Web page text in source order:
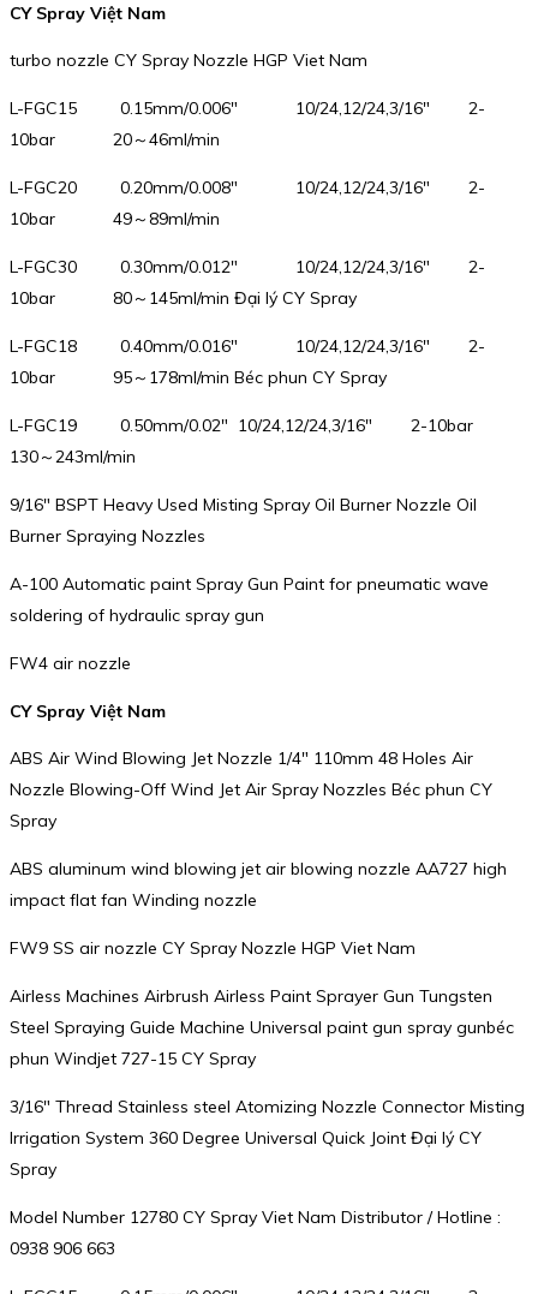
CY Spray Việt Nam
turbo nozzle CY Spray Nozzle HGP Viet Nam
L-FGC15 0.15mm/0.006″ 10/24,12/24,3/16″ 2-
10bar 20～46ml/min
L-FGC20 0.20mm/0.008″ 10/24,12/24,3/16″ 2-
10bar 49～89ml/min
L-FGC30 0.30mm/0.012″ 10/24,12/24,3/16″ 2-
10bar 80～145ml/min Đại lý CY Spray
L-FGC18 0.40mm/0.016″ 10/24,12/24,3/16″ 2-
10bar 95～178ml/min Béc phun CY Spray
L-FGC19 0.50mm/0.02″ 10/24,12/24,3/16″ 2-10bar
130～243ml/min
9/16″ BSPT Heavy Used Misting Spray Oil Burner Nozzle Oil
Burner Spraying Nozzles
A-100 Automatic paint Spray Gun Paint for pneumatic wave
soldering of hydraulic spray gun
FW4 air nozzle
CY Spray Việt Nam
ABS Air Wind Blowing Jet Nozzle 1/4″ 110mm 48 Holes Air
Nozzle Blowing-Off Wind Jet Air Spray Nozzles Béc phun CY
Spray
ABS aluminum wind blowing jet air blowing nozzle AA727 high
impact flat fan Winding nozzle
FW9 SS air nozzle CY Spray Nozzle HGP Viet Nam
Airless Machines Airbrush Airless Paint Sprayer Gun Tungsten
Steel Spraying Guide Machine Universal paint gun spray gunbéc
phun Windjet 727-15 CY Spray
3/16″ Thread Stainless steel Atomizing Nozzle Connector Misting
Irrigation System 360 Degree Universal Quick Joint Đại lý CY
Spray
Model Number 12780 CY Spray Viet Nam Distributor / Hotline :
0938 906 663